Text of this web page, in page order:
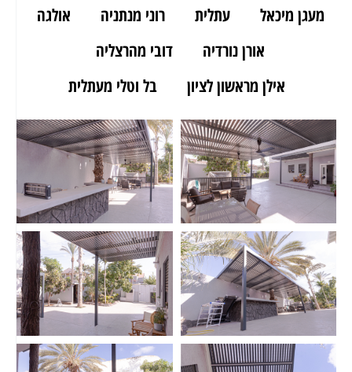
מעגן מיכאל
עתלית רוני מנתניה
אולגה
אורן נורדיה
דובי מהרצליה
אילן מראשון לציון
בל וטלי מעתלית